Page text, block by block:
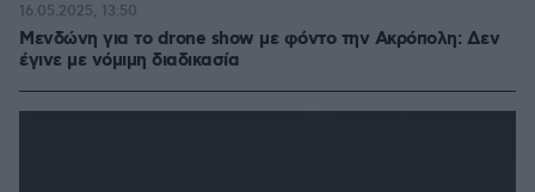
Μενδώνη για το drone show με φόντο την Ακρόπολη: Δεν
έγινε με νόμιμη διαδικασία
16.05.2025, 13:50